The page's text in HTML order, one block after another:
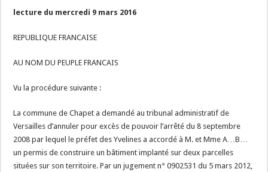
lecture du mercredi 9 mars 2016
REPUBLIQUE FRANCAISE
AU NOM DU PEUPLE FRANCAIS
Vu la procédure suivante :
La commune de Chapet a demandé au tribunal administratif de
Versailles d’annuler pour excès de pouvoir l’arrêté du 8 septembre
2008 par lequel le préfet des Yvelines a accordé à M. et Mme A…B…
un permis de construire un bâtiment implanté sur deux parcelles
situées sur son territoire. Par un jugement n° 0902531 du 5 mars 2012,